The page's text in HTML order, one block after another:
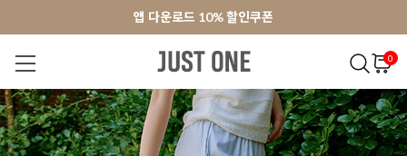
앱 다운로드 10% 할인쿠폰
회원가입 쿠폰 3000원
앱 다운로드 10% 할인쿠폰
회원가입 쿠폰 3000원
0
NEW 7% BEST 오늘출발 MADE . J 상의 팬츠 아